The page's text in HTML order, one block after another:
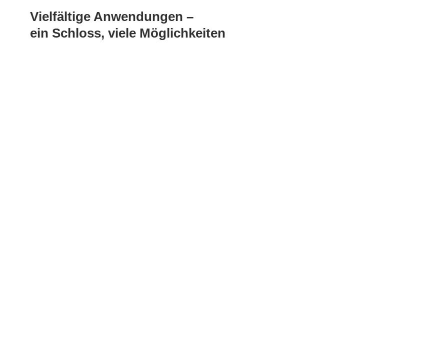
Vielfältige Anwendungen –
ein Schloss, viele Möglichkeiten